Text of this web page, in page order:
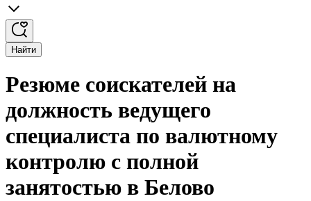
Найти
Резюме соискателей на
должность ведущего
специалиста по валютному
контролю с полной
занятостью в Белово